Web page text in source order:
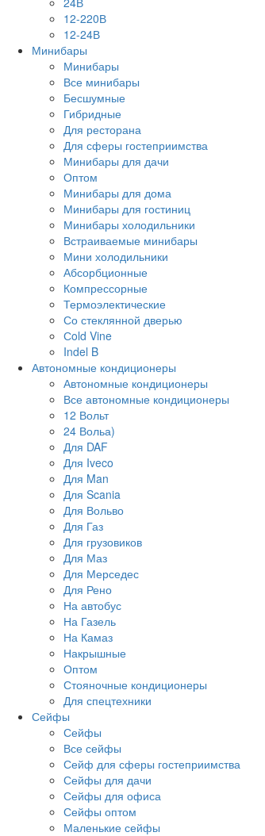
12-220В
12-24В
Минибары
Минибары
Все минибары
Бесшумные
Гибридные
Для ресторана
Для сферы гостеприимства
Минибары для дачи
Оптом
Минибары для дома
Минибары для гостиниц
Минибары холодильники
Встраиваемые минибары
Мини холодильники
Абсорбционные
Компрессорные
Термоэлектические
Со стеклянной дверью
Сold Vine
Indel B
Автономные кондиционеры
Автономные кондиционеры
Все автономные кондиционеры
12 Вольт
24 Вольа)
Для DAF
Для Iveco
Для Man
Для Scania
Для Вольво
Для Газ
Для грузовиков
Для Маз
Для Мерседес
Для Рено
На автобус
На Газель
На Камаз
Накрышные
Оптом
Стояночные кондиционеры
Для спецтехники
Сейфы
Сейфы
Все сейфы
Сейф для сферы гостеприимства
Сейфы для дачи
Сейфы для офиса
Сейфы оптом
Маленькие сейфы